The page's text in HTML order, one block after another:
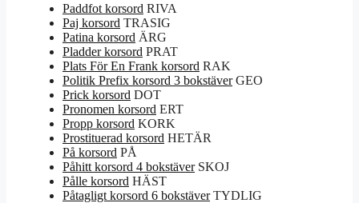
Paddfot korsord RIVA
Paj korsord TRASIG
Patina korsord ÄRG
Pladder korsord PRAT
Plats För En Frank korsord RAK
Politik Prefix korsord 3 bokstäver GEO
Prick korsord DOT
Pronomen korsord ERT
Propp korsord KORK
Prostituerad korsord HETÄR
På korsord PÅ
Påhitt korsord 4 bokstäver SKOJ
Pålle korsord HÄST
Påtagligt korsord 6 bokstäver TYDLIG